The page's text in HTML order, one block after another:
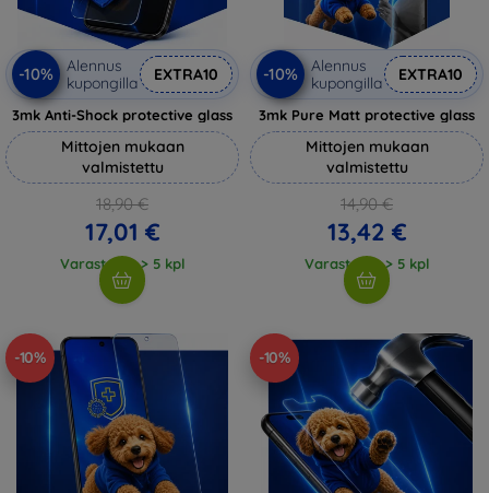
-10%
Alennus
kupongilla
EXTRA10
3mk Anti-Shock protective glass
Mittojen mukaan
valmistettu
18,90 €
17,01 €
Varastossa > 5 kpl
-10%
Alennus
kupongilla
EXTRA10
3mk Pure Matt protective glass
Mittojen mukaan
valmistettu
14,90 €
13,42 €
Varastossa > 5 kpl
-10% -10%